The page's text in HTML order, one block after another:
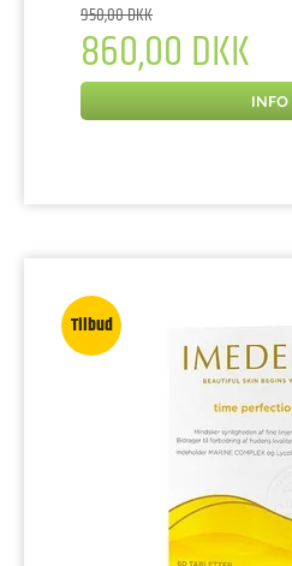
950,00 DKK
860,00 DKK
INFO
Tilbud